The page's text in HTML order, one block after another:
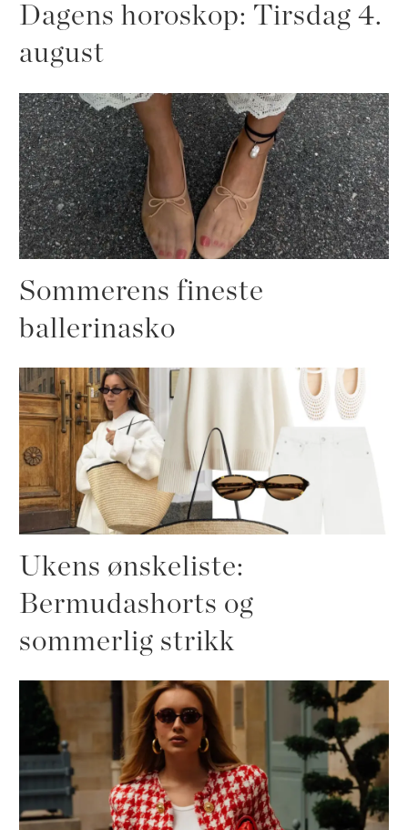
Dagens horoskop: Tirsdag 4.
august
Sommerens fineste
ballerinasko
Ukens ønskeliste:
Bermudashorts og
sommerlig strikk